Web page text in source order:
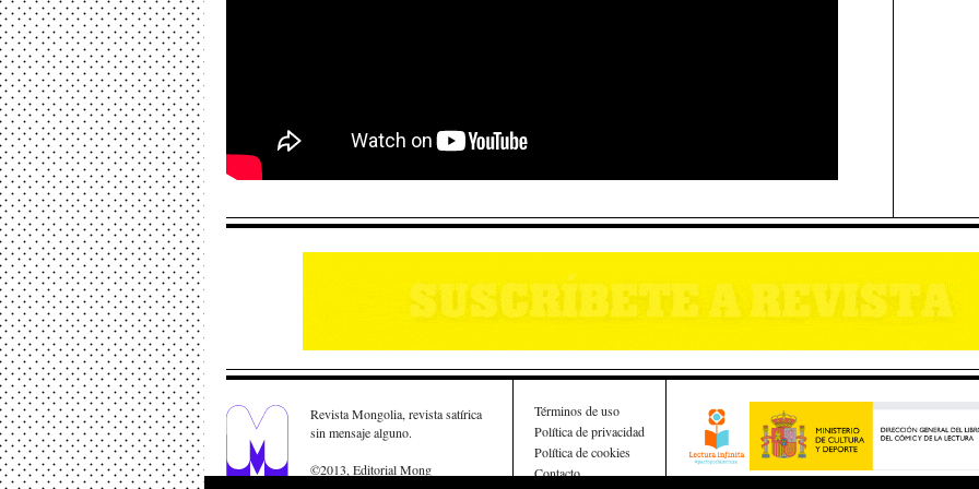
Revista Mongolia, revista satírica
sin mensaje alguno.
©2013, Editorial Mong
Términos de uso
Política de privacidad
Política de cookies
Contacto